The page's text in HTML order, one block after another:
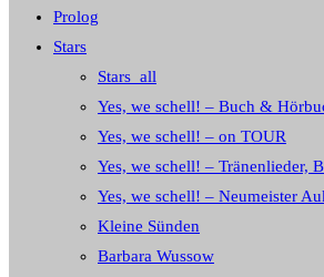
Prolog
Stars
Stars_all
Yes, we schell! – Buch &
Yes, we schell! – on TOUR
Yes, we schell! – Tränenlieder,
Yes, we schell! – Neumeister
Kleine Sünden
Barbara Wussow